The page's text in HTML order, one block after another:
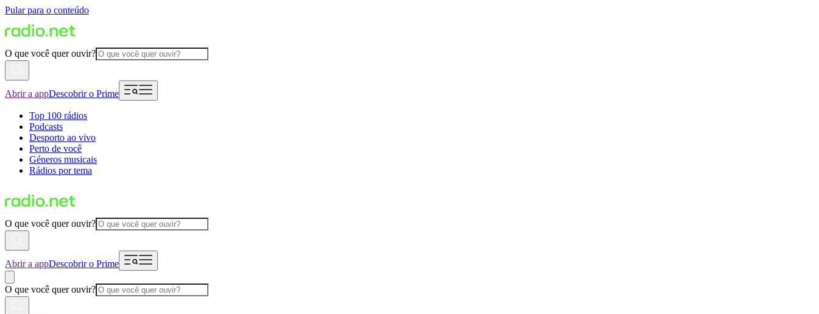
Pular para o conteúdo
O que você quer ouvir?
Abrir a appDescobrir o Prime
Top 100 rádios
Podcasts
Desporto ao vivo
Perto de você
Géneros musicais
Rádios por tema
O que você quer ouvir?
Abrir a appDescobrir o Prime
O que você quer ouvir?